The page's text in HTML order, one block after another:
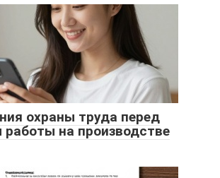
охраны труда перед
на производстве